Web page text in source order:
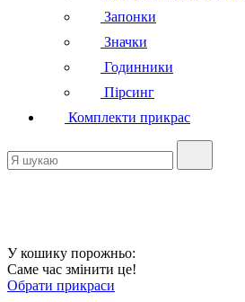
Запонки
Значки
Годинники
Пірсинг
Комплекти прикрас
У кошику порожньо:
Саме час змінити це!
Обрати прикраси